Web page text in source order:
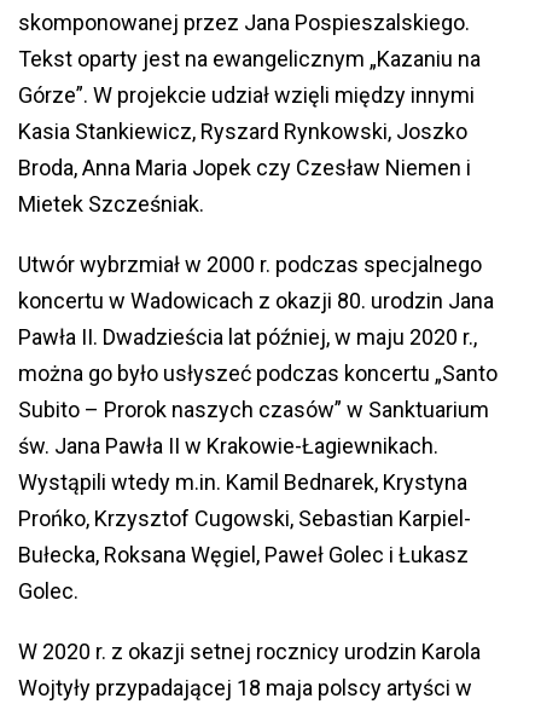
skomponowanej przez Jana Pospieszalskiego.
Tekst oparty jest na ewangelicznym „Kazaniu na
Górze”. W projekcie udział wzięli między innymi
Kasia Stankiewicz, Ryszard Rynkowski, Joszko
Broda, Anna Maria Jopek czy Czesław Niemen i
Mietek Szcześniak.
Utwór wybrzmiał w 2000 r. podczas specjalnego
koncertu w Wadowicach z okazji 80. urodzin Jana
Pawła II. Dwadzieścia lat później, w maju 2020 r.,
można go było usłyszeć podczas koncertu „Santo
Subito – Prorok naszych czasów” w Sanktuarium
św. Jana Pawła II w Krakowie-Łagiewnikach.
Wystąpili wtedy m.in. Kamil Bednarek, Krystyna
Prońko, Krzysztof Cugowski, Sebastian Karpiel-
Bułecka, Roksana Węgiel, Paweł Golec i Łukasz
Golec.
W 2020 r. z okazji setnej rocznicy urodzin Karola
Wojtyły przypadającej 18 maja polscy artyści w